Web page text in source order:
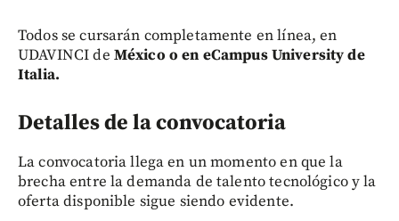
Todos se cursarán completamente en línea, en
UDAVINCI de México o en eCampus University de
Italia.
Detalles de la convocatoria
La convocatoria llega en un momento en que la
brecha entre la demanda de talento tecnológico y la
oferta disponible sigue siendo evidente.